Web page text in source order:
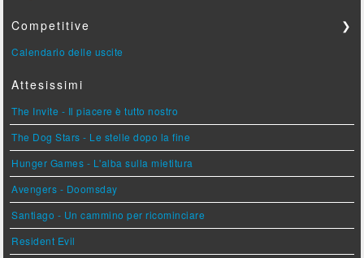
Competitive ❯
Calendario delle uscite
Attesissimi
The Invite - Il piacere è tutto nostro
The Dog Stars - Le stelle dopo la fine
Hunger Games - L'alba sulla mietitura
Avengers - Doomsday
Santiago - Un cammino per ricominciare
Resident Evil